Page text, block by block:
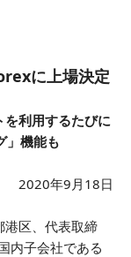
に上場決定
利用するたびに
」機能も
2020年9月18日
港区、代表取締
内子会社である